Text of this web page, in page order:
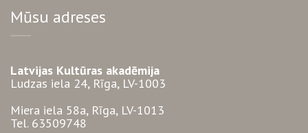
Mūsu adreses
Latvijas Kultūras akadēmija
Ludzas iela 24, Rīga, LV-1003
Miera iela 58a, Rīga, LV-1013
Tel. 63509748